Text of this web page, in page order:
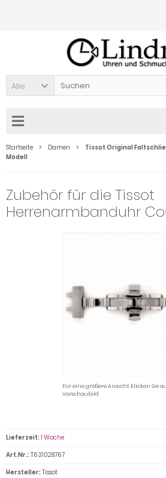
Alle
Startseite Damen
Tissot Original
Modell
Zubehör für die Tissot
Herrenarmbanduhr
Für eine größere Ansicht klicken Sie
Vorschaubild
Lieferzeit: 1 Woche
Art.Nr.: T631028767
Hersteller: Tissot